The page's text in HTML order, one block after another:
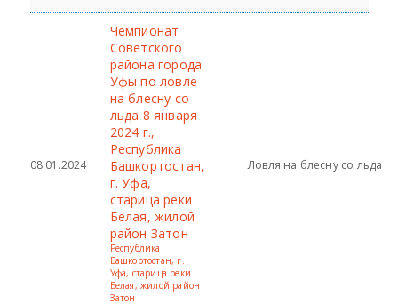
08.01.2024
Чемпионат
Советского
района города
Уфы по ловле
на блесну со
льда 8 января
2024 г.,
Республика
Башкортостан,
г. Уфа,
старица реки
Белая, жилой
район Затон
Республика
Башкортостан, г.
Уфа, старица реки
Белая, жилой район
Затон
Ловля на блесну со льда